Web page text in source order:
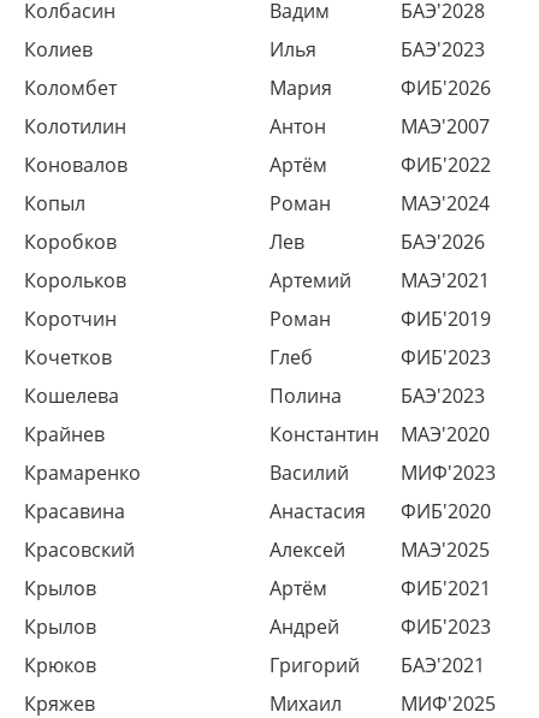
Колбасин
Вадим
БАЭ'2028
Колиев
Илья
БАЭ'2023
Коломбет
Мария
ФИБ'2026
Колотилин
Антон
МАЭ'2007
Коновалов
Артём
ФИБ'2022
Копыл
Роман
МАЭ'2024
Коробков
Лев
БАЭ'2026
Корольков
Артемий
МАЭ'2021
Коротчин
Роман
ФИБ'2019
Кочетков
Глеб
ФИБ'2023
Кошелева
Полина
БАЭ'2023
Крайнев
Константин
МАЭ'2020
Крамаренко
Василий
МИФ'2023
Красавина
Анастасия
ФИБ'2020
Красовский
Алексей
МАЭ'2025
Крылов
Артём
ФИБ'2021
Крылов
Андрей
ФИБ'2023
Крюков
Григорий
БАЭ'2021
Кряжев
Михаил
МИФ'2025